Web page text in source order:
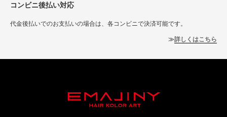
コンビニ後払い対応
代金後払いでのお支払いの場合は、各コンビニで決済可能です。
詳しくはこちら